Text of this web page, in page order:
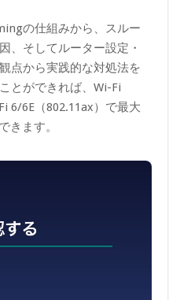
の仕組みから、スルー
、そしてルーター設定・
点から実践的な対処法を
とができれば、Wi-Fi
6/6E（802.11ax）で最大
きます。